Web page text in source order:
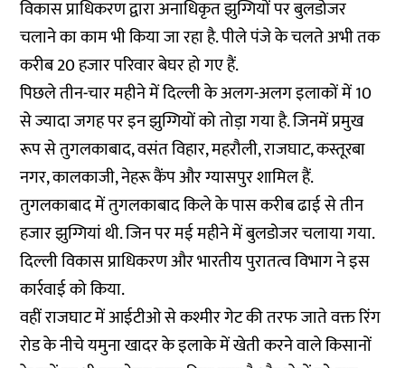
विकास प्राधिकरण द्वारा अनाधिकृत झुग्गियों पर बुलडोजर
चलाने का काम भी किया जा रहा है. पीले पंजे के चलते अभी तक
करीब 20 हजार परिवार बेघर हो गए हैं.
पिछले तीन-चार महीने में दिल्ली के अलग-अलग इलाकों में 10
से ज्यादा जगह पर इन झुग्गियों को तोड़ा गया है. जिनमें प्रमुख
रूप से तुगलकाबाद, वसंत विहार, महरौली, राजघाट, कस्तूरबा
नगर, कालकाजी, नेहरू कैंप और ग्यासपुर शामिल हैं.
तुगलकाबाद में तुगलकाबाद किले के पास करीब ढाई से तीन
हजार झुग्गियां थी. जिन पर मई महीने में बुलडोजर चलाया गया.
दिल्ली विकास प्राधिकरण और भारतीय पुरातत्व विभाग ने इस
कार्रवाई को किया.
वहीं राजघाट में आईटीओ से कश्मीर गेट की तरफ जाते वक्त रिंग
रोड के नीचे यमुना खादर के इलाके में खेती करने वाले किसानों